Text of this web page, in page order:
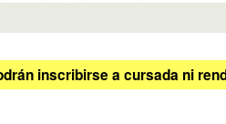
inscribirse a cursada ni